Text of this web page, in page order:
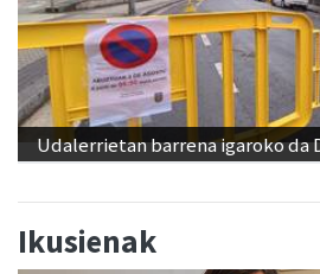
Udalerrietan barrena igaroko da